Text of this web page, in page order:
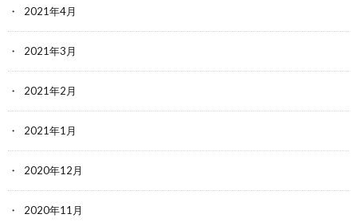
2021年4月
2021年3月
2021年2月
2021年1月
2020年12月
2020年11月